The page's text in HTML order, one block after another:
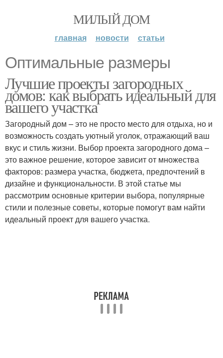
МИЛЫЙ ДОМ
главная новости статьи
Оптимальные размеры
Лучшие проекты загородных
домов: как выбрать идеальный для
вашего участка
Загородный дом – это не просто место для отдыха, но и
возможность создать уютный уголок, отражающий ваш
вкус и стиль жизни. Выбор проекта загородного дома –
это важное решение, которое зависит от множества
факторов: размера участка, бюджета, предпочтений в
дизайне и функциональности. В этой статье мы
рассмотрим основные критерии выбора, популярные
стили и полезные советы, которые помогут вам найти
идеальный проект для вашего участка.